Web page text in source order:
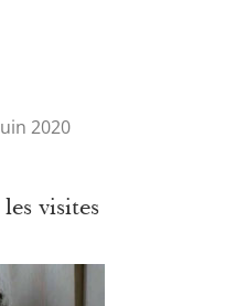
2020
visites